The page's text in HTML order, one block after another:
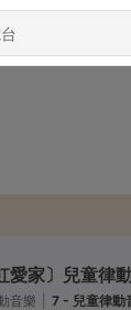
愛家〕兒童律
音樂 7 - 兒童律動